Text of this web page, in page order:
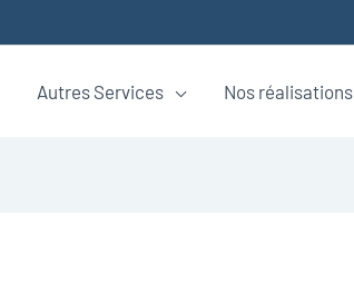
Autres Services Nos réalisations